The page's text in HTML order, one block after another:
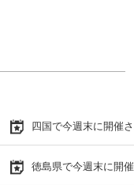
四国で今週末に開催
徳島県で今週末に開